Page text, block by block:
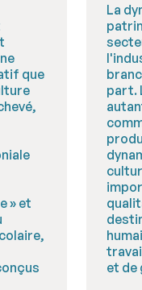
que
» et
La
part.
et de